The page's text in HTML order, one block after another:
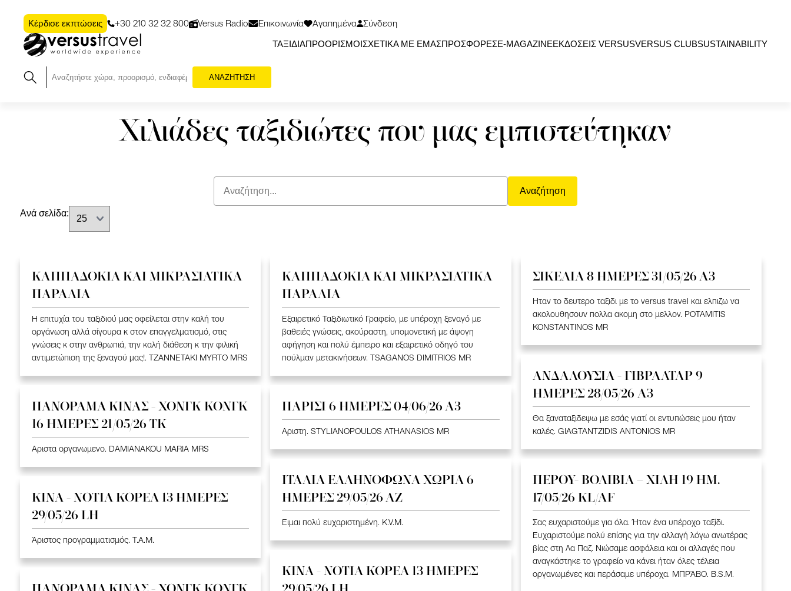
Κέρδισε εκπτώσεις +30 210 32 32 800 Versus Radio Επικοινωνία Αγαπημένα Σύνδεση
ΤΑΞΙΔΙΑΠΡΟΟΡΙΣΜΟΙΣΧΕΤΙΚΑ ΜΕ ΕΜΑΣΠΡΟΣΦΟΡΕΣΕ-ΜΑGAZINEΕΚΔΟΣΕΙΣ VERSUSVERSUS CLUBSUSTAINABILITY
ΑΝΑΖΗΤΗΣΗ
Χιλιάδες ταξιδιώτες που μας εμπιστεύτηκαν
Αναζήτηση
Ανά σελίδα:
ΚΑΠΠΑΔΟΚΙΑ ΚΑΙ ΜΙΚΡΑΣΙΑΤΙΚΑ
ΠΑΡΑΛΙΑ
Η επιτυχία του ταξιδιού μας οφείλεται στην καλή του
οργάνωση αλλά σίγουρα κ στον επαγγελματισμό, στις
γνώσεις κ στην ανθρωπιά, την καλή διάθεση κ την φιλική
αντιμετώπιση της ξεναγού μας!. TZANNETAKI MYRTO MRS
ΚΑΠΠΑΔΟΚΙΑ ΚΑΙ ΜΙΚΡΑΣΙΑΤΙΚΑ
ΠΑΡΑΛΙΑ
Εξαιρετικό Ταξιδιωτικό Γραφείο, με υπέροχη ξεναγό με
βαθειές γνώσεις, ακούραστη, υπομονετική με άψογη
αφήγηση και πολύ έμπειρο και εξαιρετικό οδηγό του
πούλμαν μετακινήσεων. TSAGANOS DIMITRIOS MR
ΣΙΚΕΛΙΑ 8 ΗΜΕΡΕΣ 31/05/26 Α3
Ηταν το δευτερο ταξιδι με το versus travel και ελπιζω να
ακολουθησουν πολλα ακομη στο μελλον. POTAMITIS
KONSTANTINOS MR
ΑΝΔΑΛΟΥΣΙΑ - ΓΙΒΡΑΛΤΑΡ 9
ΗΜΕΡΕΣ 28/05/26 A3
Θα ξαναταξιδεψω με εσάς γιατί οι εντυπώσεις μου ήταν
καλές. GIAGTANTZIDIS ANTONIOS MR
ΠΑΝΟΡΑΜΑ ΚΙΝΑΣ - ΧΟΝΓΚ ΚΟΝΓΚ
16 ΗΜΕΡΕΣ 21/05/26 TK
Αριστα οργανωμενο. DAMIANAKOU MARIA MRS
ΠΑΡΙΣΙ 6 ΗΜΕΡΕΣ 04/06/26 Α3
Αριστη. STYLIANOPOULOS ATHANASIOS MR
ΙΤΑΛΙΑ ΕΛΛΗΝΟΦΩΝΑ ΧΩΡΙΑ 6
ΗΜΕΡΕΣ 29/05/26 ΑΖ
Ειμαι πολύ ευχαριστημένη. K.V.M.
ΠΕΡΟΥ- ΒΟΛΙΒΙΑ – ΧΙΛΗ 19 HM.
17/05/26 KL/AF
Σας ευχαριστούμε για όλα. Ήταν ένα υπέροχο ταξίδι.
Ευχαριστούμε πολύ επίσης για την αλλαγή λόγω ανωτέρας
βίας στη Λα Παζ. Νιώσαμε ασφάλεια και οι αλλαγές που
αναγκάστηκε το γραφείο να κάνει ήταν όλες τέλεια
οργανωμένες και περάσαμε υπέροχα. ΜΠΡΆΒΟ. B.S.M.
ΚΙΝΑ - ΝΟΤΙΑ ΚΟΡΕΑ 13 ΗΜΕΡΕΣ
29/05/26 LH
Άριστος προγραμματισμός. T.A.M.
ΚΙΝΑ - ΝΟΤΙΑ ΚΟΡΕΑ 13 ΗΜΕΡΕΣ